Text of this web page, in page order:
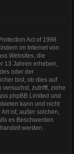
Act of 1998
im Internet von
Websites, die
13 Jahren erheben,
oder der
bist, ob dies auf
zutrifft, ziehe
phpBB Limited und
kann und nicht
ist; außer solchen,
es Beschwerden
werden.